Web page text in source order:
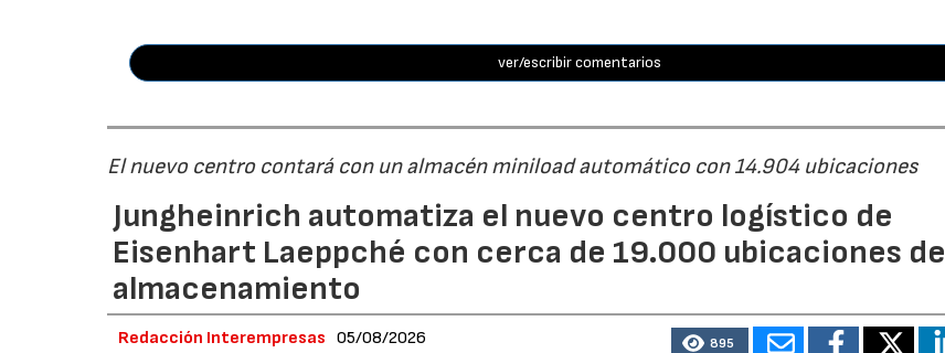
ver/escribir comentarios
El nuevo centro contará con un almacén miniload automático con 14.904 ubicaciones
Jungheinrich automatiza el nuevo centro logístico de
Eisenhart Laeppché con cerca de 19.000 ubicaciones de
almacenamiento
Redacción Interempresas 05/08/2026 895